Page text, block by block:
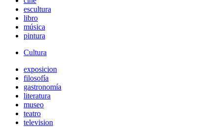
escultura
libro
música
pintura
Cultura
exposicion
filosofía
gastronomía
literatura
museo
teatro
television